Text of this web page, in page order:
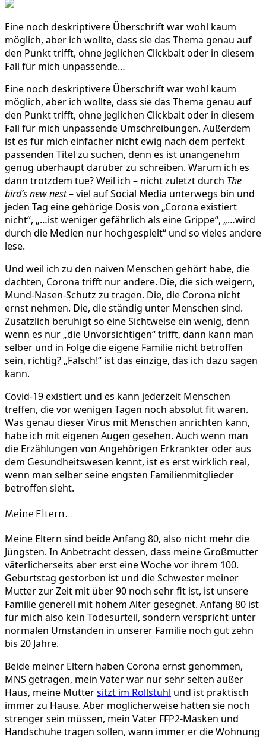
haben
Corona
und
ich
bin
in
Quarantäne
Eine noch deskriptivere Überschrift war wohl kaum
möglich, aber ich wollte, dass sie das Thema genau auf
den Punkt trifft, ohne jeglichen Clickbait oder in diesem
Fall für mich unpassende…
Eine noch deskriptivere Überschrift war wohl kaum
möglich, aber ich wollte, dass sie das Thema genau auf
den Punkt trifft, ohne jeglichen Clickbait oder in diesem
Fall für mich unpassende Umschreibungen. Außerdem
ist es für mich einfacher nicht ewig nach dem perfekt
passenden Titel zu suchen, denn es ist unangenehm
genug überhaupt darüber zu schreiben. Warum ich es
dann trotzdem tue? Weil ich – nicht zuletzt durch The
bird’s new nest– viel auf Social Media unterwegs bin und
jeden Tag eine gehörige Dosis von „Corona existiert
nicht“, „…ist weniger gefährlich als eine Grippe“, „…wird
durch die Medien nur hochgespielt“ und so vieles andere
lese.
Und weil ich zu den naiven Menschen gehört habe, die
dachten, Corona trifft nur andere. Die, die sich weigern,
Mund-Nasen-Schutz zu tragen. Die, die Corona nicht
ernst nehmen. Die, die ständig unter Menschen sind.
Zusätzlich beruhigt so eine Sichtweise ein wenig, denn
wenn es nur „die Unvorsichtigen“ trifft, dann kann man
selber und in Folge die eigene Familie nicht betroffen
sein, richtig? „Falsch!“ ist das einzige, das ich dazu sagen
kann.
Covid-19 existiert und es kann jederzeit Menschen
treffen, die vor wenigen Tagen noch absolut fit waren.
Was genau dieser Virus mit Menschen anrichten kann,
habe ich mit eigenen Augen gesehen. Auch wenn man
die Erzählungen von Angehörigen Erkrankter oder aus
dem Gesundheitswesen kennt, ist es erst wirklich real,
wenn man selber seine engsten Familienmitglieder
betroffen sieht.
Meine Eltern…
Meine Eltern sind beide Anfang 80, also nicht mehr die
Jüngsten. In Anbetracht dessen, dass meine Großmutter
väterlicherseits aber erst eine Woche vor ihrem 100.
Geburtstag gestorben ist und die Schwester meiner
Mutter zur Zeit mit über 90 noch sehr fit ist, ist unsere
Familie generell mit hohem Alter gesegnet. Anfang 80 ist
für mich also kein Todesurteil, sondern verspricht unter
normalen Umständen in unserer Familie noch gut zehn
bis 20 Jahre.
Beide meiner Eltern haben Corona ernst genommen,
MNS getragen, mein Vater war nur sehr selten außer
Haus, meine Muttersitzt im Rollstuhl und ist praktisch
immer zu Hause. Aber möglicherweise hätten sie noch
strenger sein müssen, mein Vater FFP2-Masken und
Handschuhe tragen sollen, wann immer er die Wohnung